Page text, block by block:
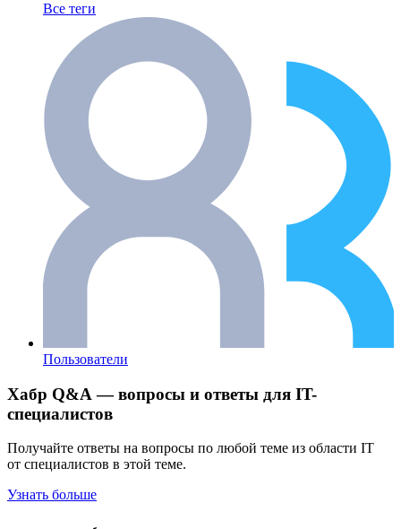
Все теги
Пользователи
Хабр Q&A — вопросы и ответы для IT-
специалистов
Получайте ответы на вопросы по любой теме из области IT
от специалистов в этой теме.
Узнать больше